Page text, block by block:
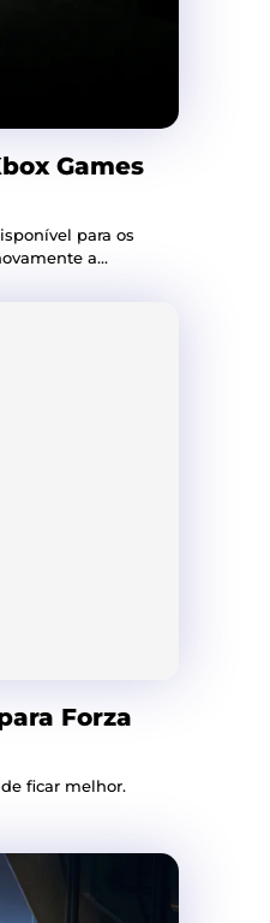
Games
para os
o mês de julho. Voltamos novamente a...
Forza
ficar melhor.